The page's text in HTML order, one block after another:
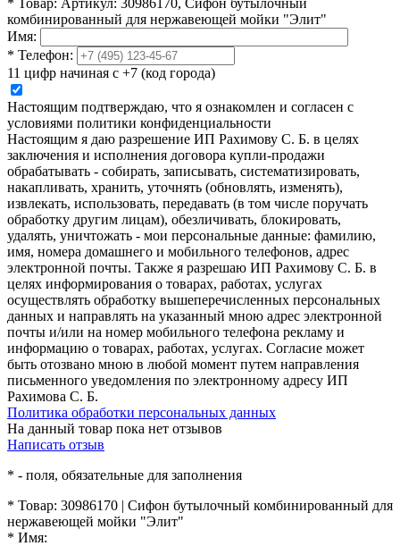
комбинированный для нержавеющей мойки "Элит"
Имя:
* Телефон:
11 цифр начиная с +7 (код города)
Настоящим подтверждаю, что я ознакомлен и согласен с
условиями политики конфиденциальности
Настоящим я даю разрешение ИП Рахимову С. Б. в целях
заключения и исполнения договора купли-продажи
обрабатывать - собирать, записывать, систематизировать,
накапливать, хранить, уточнять (обновлять, изменять),
извлекать, использовать, передавать (в том числе поручать
обработку другим лицам), обезличивать, блокировать,
удалять, уничтожать - мои персональные данные: фамилию,
имя, номера домашнего и мобильного телефонов, адрес
электронной почты. Также я разрешаю ИП Рахимову С. Б. в
целях информирования о товарах, работах, услугах
осуществлять обработку вышеперечисленных персональных
данных и направлять на указанный мною адрес электронной
почты и/или на номер мобильного телефона рекламу и
информацию о товарах, работах, услугах. Согласие может
быть отозвано мною в любой момент путем направления
письменного уведомления по электронному адресу ИП
Рахимова С. Б.
Политика обработки персональных данных
На данный товар пока нет отзывов
Написать отзыв
* - поля, обязательные для заполнения
* Товар: 30986170 | Сифон бутылочный комбинированный для
нержавеющей мойки "Элит"
* Имя: